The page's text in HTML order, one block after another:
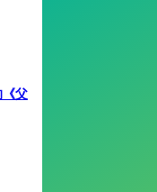
《父